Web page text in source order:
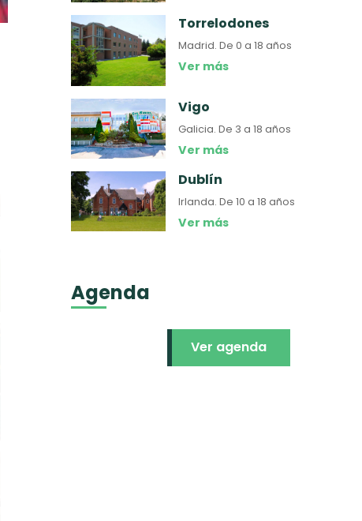
Torrelodones
Madrid.De 0 a 18 años
Ver más
Vigo
Galicia.De 3 a 18 años
Ver más
Dublín
Irlanda.De 10 a 18 años
Ver más
Agenda
Ver agenda